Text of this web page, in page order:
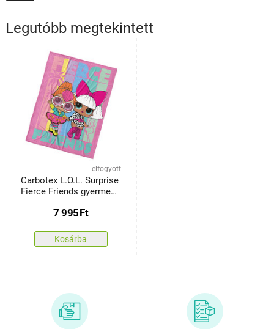
Legutóbb megtekintett
elfogyott
Carbotex L.O.L. Surprise
Fierce Friends gyermek
7 995Ft
Kosárba